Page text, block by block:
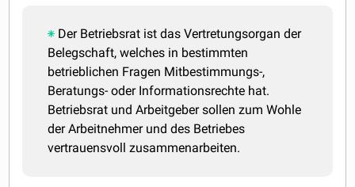
Der Betriebsrat ist das Vertretungsorgan der
Belegschaft, welches in bestimmten
betrieblichen Fragen Mitbestimmungs-,
Beratungs- oder Informationsrechte hat.
Betriebsrat und Arbeitgeber sollen zum Wohle
der Arbeitnehmer und des Betriebes
vertrauensvoll zusammenarbeiten.